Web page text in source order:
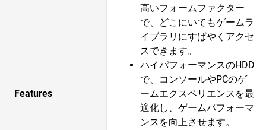
Features
高いフォームファクター
で、どこにいてもゲームラ
イブラリにすばやくアクセ
スできます。
ハイパフォーマンスのHDD
で、コンソールやPCのゲ
ームエクスペリエンスを最
適化し、ゲームパフォーマ
ンスを向上させます。